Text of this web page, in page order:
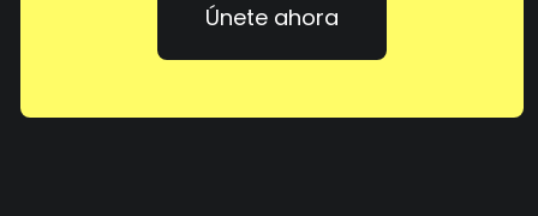
Únete ahora